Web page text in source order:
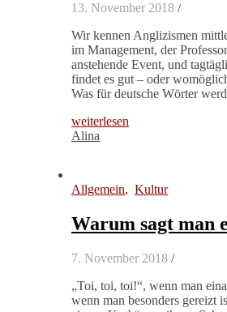
13. November 2018 /
Wir kennen Anglizismen
im Management, der
anstehende Event, und
findet es gut – oder
Was für deutsche Wörter
weiterlesen
Alina
Allgemein, Kultur
Warum sagt man
7. November 2018 /
„Toi, toi, toi!“, wenn man
wenn man besonders gereizt